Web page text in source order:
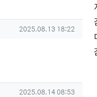
작성일
2025.08.13 18:22
작성일
2025.08.14 08:53